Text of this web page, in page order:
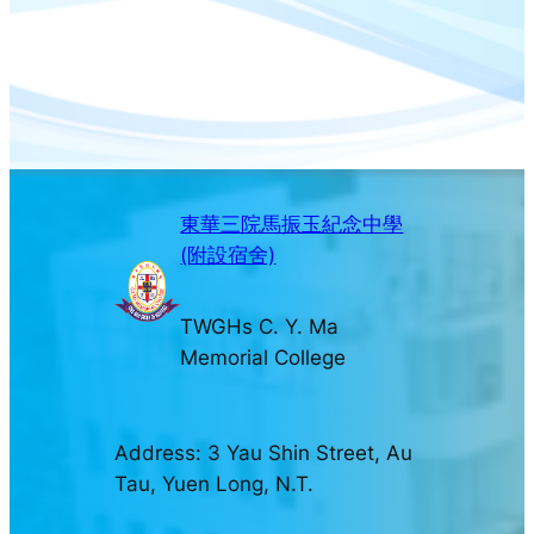
東華三院馬振玉紀念中學
(附設宿舍)
TWGHs C. Y. Ma
Memorial College
Address: 3 Yau Shin Street, Au
Tau, Yuen Long, N.T.